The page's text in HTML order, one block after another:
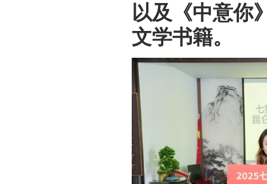
以及《中意你
文学书籍。